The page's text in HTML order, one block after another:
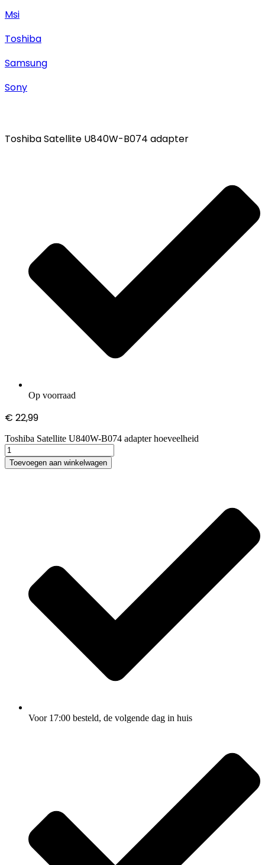
Msi
Toshiba
Samsung
Sony
Toshiba Satellite U840W-B074 adapter
Op voorraad
€ 22,99
Toshiba Satellite U840W-B074 adapter hoeveelheid
Toevoegen aan winkelwagen
Voor 17:00 besteld, de volgende dag in huis